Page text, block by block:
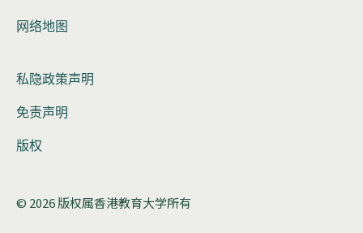
网络地图
私隐政策声明
免责声明
版权
© 2026 版权属香港教育大学所有